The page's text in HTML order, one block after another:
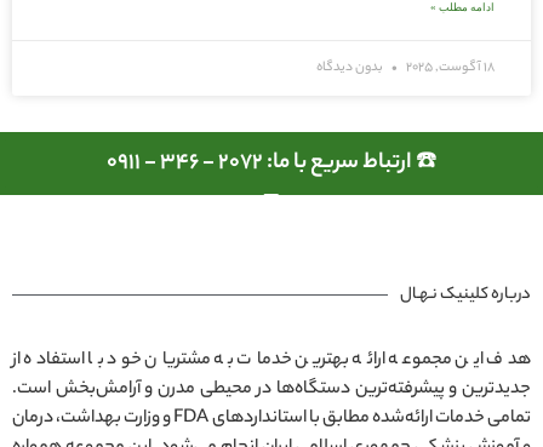
ادامه مطلب »
18 آگوست, 2025 بدون دیدگاه
☎️ ارتباط سریع با ما: 2072 - 346 - 0911
درباره کلینیک نـهـال
هدف این مجموعه ارائه بهترین خدمات به مشتریان خود با استفاده از
جدیدترین و پیشرفته‌ترین دستگاه‌ها در محیطی مدرن و آرامش‌بخش است.
تمامی خدمات ارائه‌شده مطابق با استانداردهای FDA و وزارت بهداشت، درمان